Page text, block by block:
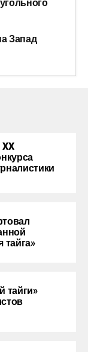
Запад
тайги»